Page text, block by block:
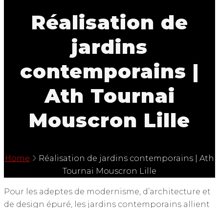
Réalisation de
jardins
contemporains |
Ath Tournai
Mouscron Lille
Home
Réalisation de jardins contemporains | Ath
Tournai Mouscron Lille
Pour les adeptes de modernisme, d’architecture et
de design épuré, les jardins contemporains allient